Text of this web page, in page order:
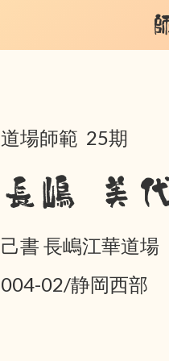
道場師範 25期
長嶋 美
己書 長嶋江華道場
004-02/静岡西部